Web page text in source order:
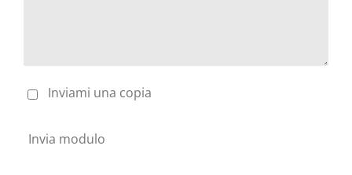
Inviami una copia
Invia modulo